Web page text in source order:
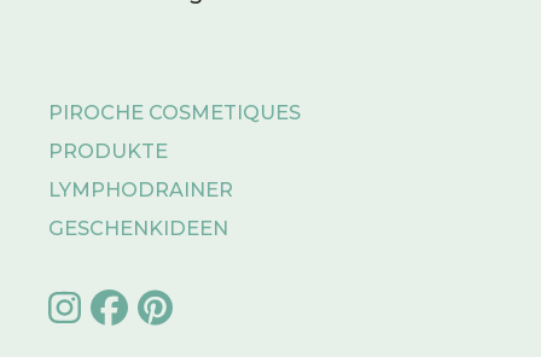
PIROCHE COSMETIQUES
PRODUKTE
LYMPHODRAINER
GESCHENKIDEEN